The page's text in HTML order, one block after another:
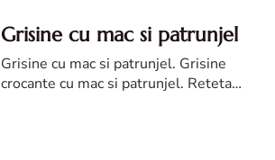
Grisine cu mac si patrunjel
Grisine cu mac si patrunjel. Grisine
crocante cu mac si patrunjel. Reteta